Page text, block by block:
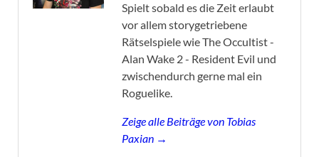
Spielt sobald es die Zeit erlaubt
vor allem storygetriebene
Rätselspiele wie The Occultist -
Alan Wake 2 - Resident Evil und
zwischendurch gerne mal ein
Roguelike.
Zeige alle Beiträge von Tobias
Paxian →